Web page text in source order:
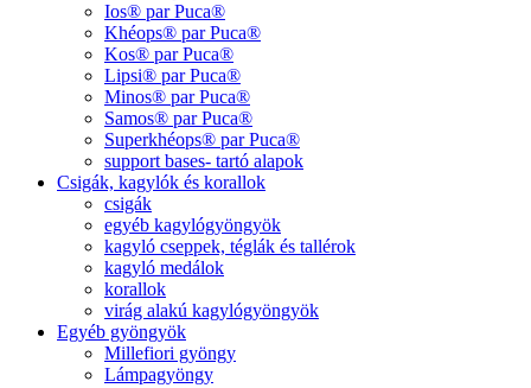
Ios® par Puca®
Khéops® par Puca®
Kos® par Puca®
Lipsi® par Puca®
Minos® par Puca®
Samos® par Puca®
Superkhéops® par Puca®
support bases- tartó alapok
Csigák, kagylók és korallok
csigák
egyéb kagylógyöngyök
kagyló cseppek, téglák és tallérok
kagyló medálok
korallok
virág alakú kagylógyöngyök
Egyéb gyöngyök
Millefiori gyöngy
Lámpagyöngy